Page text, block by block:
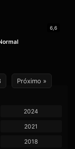
6,6
Próximo »
2024
2021
2018